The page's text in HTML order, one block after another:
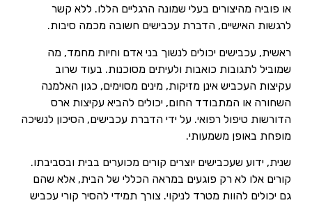
או פוביה מהיצורים בעלי שמונה הרגליים הללו. ללא קשר
לרגשות האישיים, הדברת עכבישים חשובה מכמה סיבות.
ראשית, עכבישים יכולים לנשוך בני אדם וחיות מחמד, מה
שמוביל לתגובות כואבות ולעיתים מסוכנות. בעוד שרוב
עקיצות העכביש אינן מזיקות, מינים מסוימים, כגון האלמנה
השחורה או המתבודד החום, יכולים להביא עקיצות ארס
הדורשות טיפול רפואי. על ידי הדברת עכבישים, הסיכון לנשיכה
מופחת באופן משמעותי.
שנית, ידוע שעכבישים יוצרים קורים מכוערים בבית ובסביבתו.
קורים אלו לא רק פוגעים במראה הכללי של הבית, אלא שהם
גם יכולים להוות מטרד לניקוי. צורך תמידי להסיר קורי עכביש